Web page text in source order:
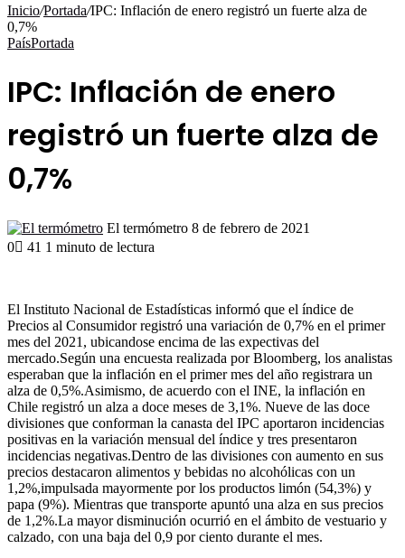
Inicio/Portada/IPC: Inflación de enero registró un fuerte alza de
0,7%
PaísPortada
IPC: Inflación de enero
registró un fuerte alza de
0,7%
El termómetro Send
8 de febrero de 2021
0
41 1 minuto de lectura
El Instituto Nacional de Estadísticas informó que el índice de
Precios al Consumidor registró una variación de 0,7% en el primer
mes del 2021, ubicandose encima de las expectivas del
mercado.Según una encuesta realizada por Bloomberg, los analistas
esperaban que la inflación en el primer mes del año registrara un
alza de 0,5%.Asimismo, de acuerdo con el INE, la inflación en
Chile registró un alza a doce meses de 3,1%. Nueve de las doce
divisiones que conforman la canasta del IPC aportaron incidencias
positivas en la variación mensual del índice y tres presentaron
incidencias negativas.Dentro de las divisiones con aumento en sus
precios destacaron alimentos y bebidas no alcohólicas con un
1,2%,impulsada mayormente por los productos limón (54,3%) y
papa (9%). Mientras que transporte apuntó una alza en sus precios
de 1,2%.La mayor disminución ocurrió en el ámbito de vestuario y
calzado, con una baja del 0,9 por ciento durante el mes.